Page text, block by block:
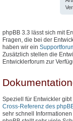
phpBB 3.3 lässt sich mit
Fragen, die bei der
haben wir ein
Zusätzlich stellen die
Entwicklerforum zur
Speziell für Entwickler gibt
Cross-Referenz des
sehr schnell